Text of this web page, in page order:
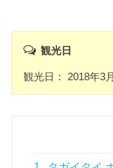
観光日
観光日： 2018年3